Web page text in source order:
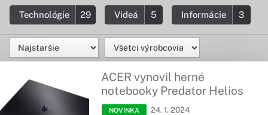
produktom Acer, nové modely, technológie a zaujímavosti.
Technológie 29 Videá 5 Informácie 3
ACER vynovil herné
notebooky Predator Helios
NOVINKA 24. 1. 2024